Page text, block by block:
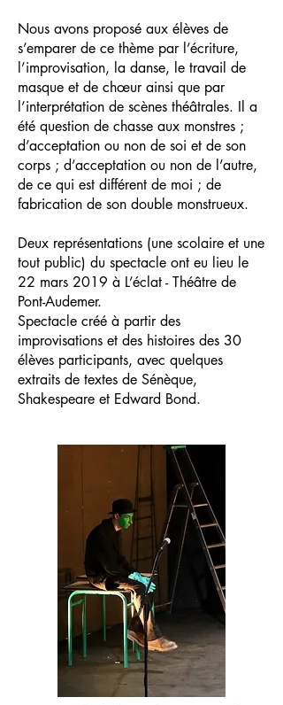
Nous avons proposé aux élèves de
s’emparer de ce thème par l’écriture,
l’improvisation, la danse, le travail de
masque et de chœur ainsi que par
l’interprétation de scènes théâtrales. Il a
été question de chasse aux monstres ;
d’acceptation ou non de soi et de son
corps ; d’acceptation ou non de l’autre,
de ce qui est différent de moi ; de
fabrication de son double monstrueux.
Deux représentations (une scolaire et une
tout public) du spectacle ont eu lieu le
22 mars 2019 à L’éclat - Théâtre de
Pont-Audemer.
Spectacle créé à partir des
improvisations et des histoires des 30
élèves participants, avec quelques
extraits de textes de Sénèque,
Shakespeare et Edward Bond.